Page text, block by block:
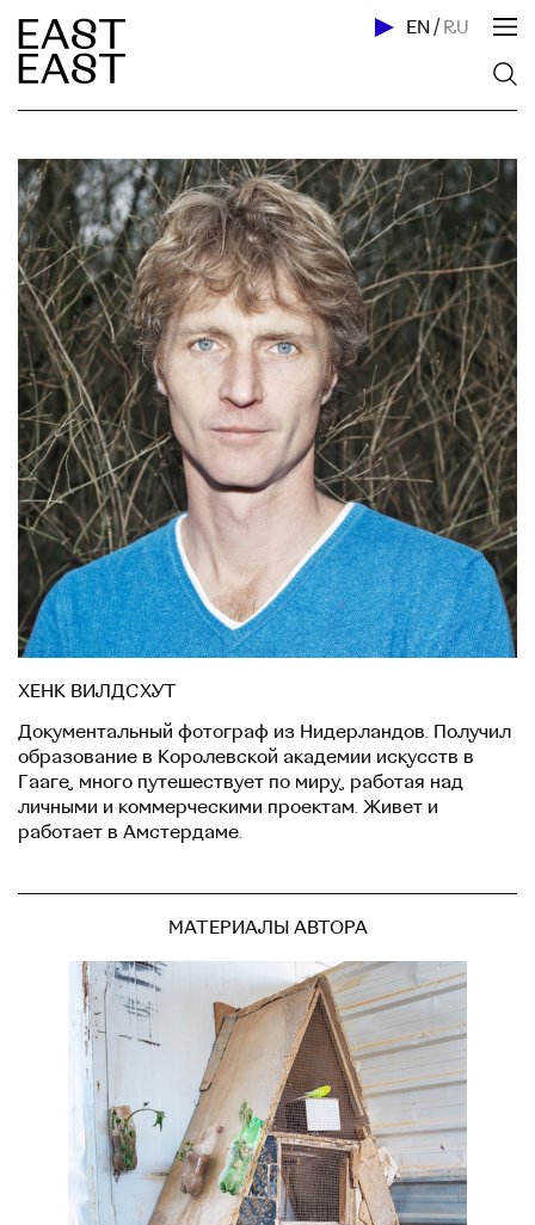
EN / RU
ХЕНК ВИЛДСХУТ
Документальный фотограф из Нидерландов. Получил
образование в Королевской академии искусств в
Гааге, много путешествует по миру, работая над
личными и коммерческими проектам. Живет и
работает в Амстердаме.
МАТЕРИАЛЫ АВТОРА